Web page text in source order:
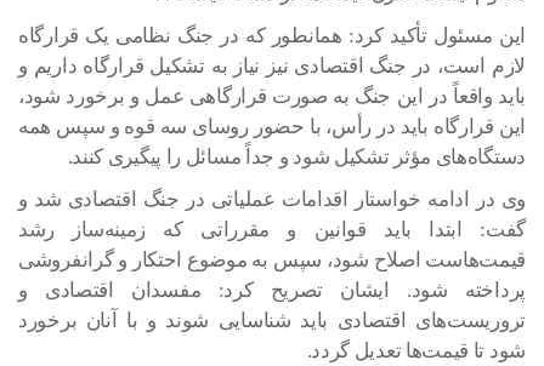
این مسئول تأکید کرد: همانطور که در جنگ نظامی یک قرارگاه
لازم است، در جنگ اقتصادی نیز نیاز به تشکیل قرارگاه داریم و
باید واقعاً در این جنگ به صورت قرارگاهی عمل و برخورد شود،
این قرارگاه باید در رأس، با حضور روسای سه قوه و سپس همه
دستگاه‌های مؤثر تشکیل شود و جداً مسائل را پیگیری کنند.
وی در ادامه خواستار اقدامات عملیاتی در جنگ اقتصادی شد و
گفت: ابتدا باید قوانین و مقرراتی که زمینه‌ساز رشد
قیمت‌هاست اصلاح شود، سپس به موضوع احتکار و گرانفروشی
پرداخته شود. ایشان تصریح کرد: مفسدان اقتصادی و
تروریست‌های اقتصادی باید شناسایی شوند و با آنان برخورد
شود تا قیمت‌ها تعدیل گردد.